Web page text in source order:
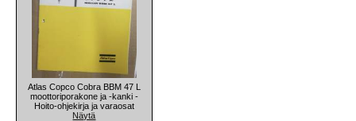
Atlas Copco Cobra BBM 47 L
moottoriporakone ja -kanki -
Hoito-ohjekirja ja varaosat
Näytä